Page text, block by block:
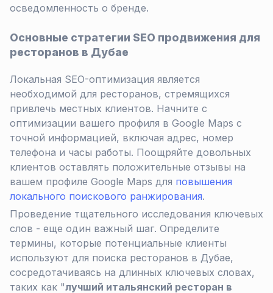
осведомленность о бренде.
Основные стратегии SEO продвижения для
ресторанов в Дубае
Локальная SEO-оптимизация является
необходимой для ресторанов, стремящихся
привлечь местных клиентов. Начните с
оптимизации вашего профиля в Google Maps с
точной информацией, включая адрес, номер
телефона и часы работы. Поощряйте довольных
клиентов оставлять положительные отзывы на
вашем профиле Google Maps для повышения
локального поискового ранжирования.
Проведение тщательного исследования ключевых
слов - еще один важный шаг. Определите
термины, которые потенциальные клиенты
используют для поиска ресторанов в Дубае,
сосредотачиваясь на длинных ключевых словах,
таких как "лучший итальянский ресторан в